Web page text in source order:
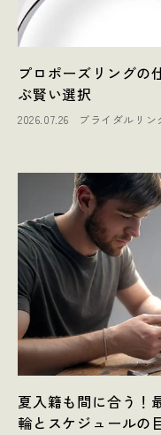
プロポーズリングの
ぶ賢い選択
2026.07.26 ブライダルリン
夏入籍も間に合う！
輪とスケジュールの